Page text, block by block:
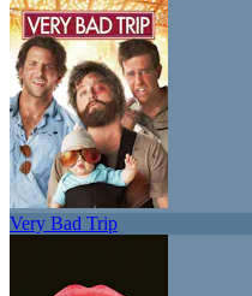
Very Bad Trip